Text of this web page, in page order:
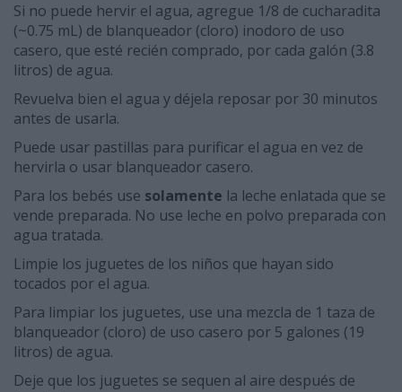
Si no puede hervir el agua, agregue 1/8 de cucharadita
(~0.75 mL) de blanqueador (cloro) inodoro de uso
casero, que esté recién comprado, por cada galón (3.8
litros) de agua.
Revuelva bien el agua y déjela reposar por 30 minutos
antes de usarla.
Puede usar pastillas para purificar el agua en vez de
hervirla o usar blanqueador casero.
Para los bebés use solamente la leche enlatada que se
vende preparada. No use leche en polvo preparada con
agua tratada.
Limpie los juguetes de los niños que hayan sido
tocados por el agua.
Para limpiar los juguetes, use una mezcla de 1 taza de
blanqueador (cloro) de uso casero por 5 galones (19
litros) de agua.
Deje que los juguetes se sequen al aire después de